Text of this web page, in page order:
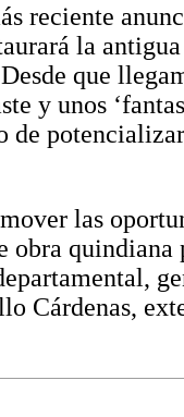
reciente
la
que
y unos
de
las
obra quindiana
Cárdenas,